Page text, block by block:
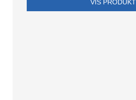
VIS PRODUKT